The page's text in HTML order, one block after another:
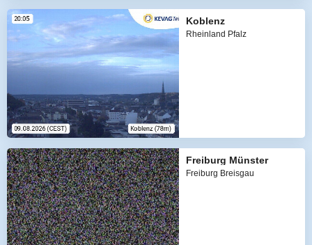
Koblenz
Rheinland Pfalz
Freiburg Münster
Freiburg Breisgau